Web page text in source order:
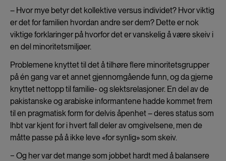
– Hvor mye betyr det kollektive versus individet? Hvor viktig
er det for familien hvordan andre ser dem? Dette er nok
viktige forklaringer på hvorfor det er vanskelig å være skeiv i
en del minoritetsmiljøer.
Problemene knyttet til det å tilhøre flere minoritetsgrupper
på én gang var et annet gjennomgående funn, og da gjerne
knyttet nettopp til familie- og slektsrelasjoner. En del av de
pakistanske og arabiske informantene hadde kommet frem
til en pragmatisk form for delvis åpenhet – deres status som
lhbt var kjent for i hvert fall deler av omgivelsene, men de
måtte passe på å ikke leve «for synlig» som skeiv.
− Og her var det mange som jobbet hardt med å balansere